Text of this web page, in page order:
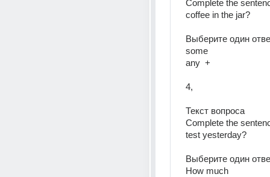
Complete the
coffee in the jar?
Выберите один
some
any  +
4,
Текст вопроса
Complete the
test yesterday?
Выберите один
How much